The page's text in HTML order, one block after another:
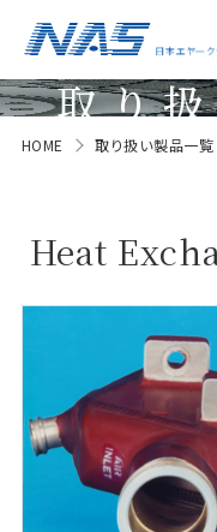
取り
HOME 取り扱い製品一覧
Heat